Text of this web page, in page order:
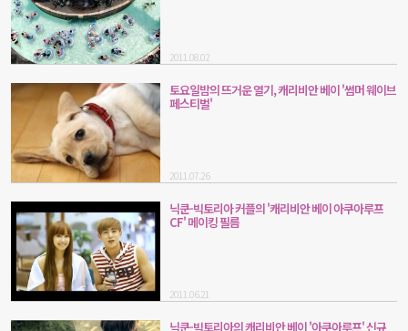
2011.08.02
토요일밤의 뜨거운 열기, 캐리비안 베이 '썸머 웨이브
페스티벌'
2011.07.26
닉쿤-빅토리아 커플의 '캐리비안 베이 아쿠아루프
CF' 메이킹 필름
2011.06.21
닉쿤-빅토리아의 캐리비안 베이 '아쿠아루프' 신규